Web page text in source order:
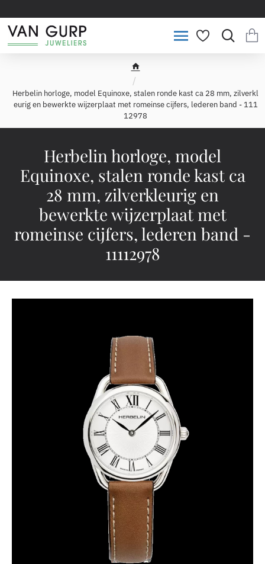
Herbelin horloge, model
Equinoxe, stalen ronde kast ca
28 mm, zilverkleurig en
bewerkte wijzerplaat met
romeinse cijfers, lederen band -
11112978
h
m
e
Herbelin horloge, model Equinoxe, stalen ronde kast ca 28 mm, zilverkl
eurig en bewerkte wijzerplaat met romeinse cijfers, lederen band - 111
12978